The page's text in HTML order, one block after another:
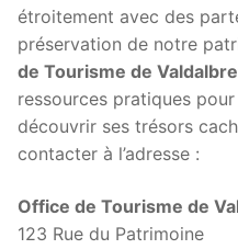
étroitement avec des
préservation de notre
de Tourisme de
ressources pratiques
découvrir ses trésors
contacter à l’adresse :
Office de Tourisme de
123 Rue du Patrimoine